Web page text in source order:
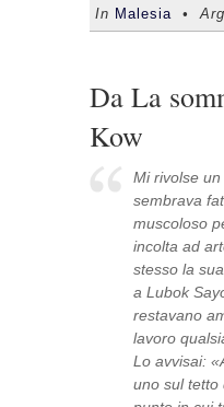
In Malesia •
Da La
Kow
Mi rivolse
sembrava
muscoloso
incolta ad
stesso la
a Lubok
restavano
lavoro
Lo avvisai:
uno sul tetto